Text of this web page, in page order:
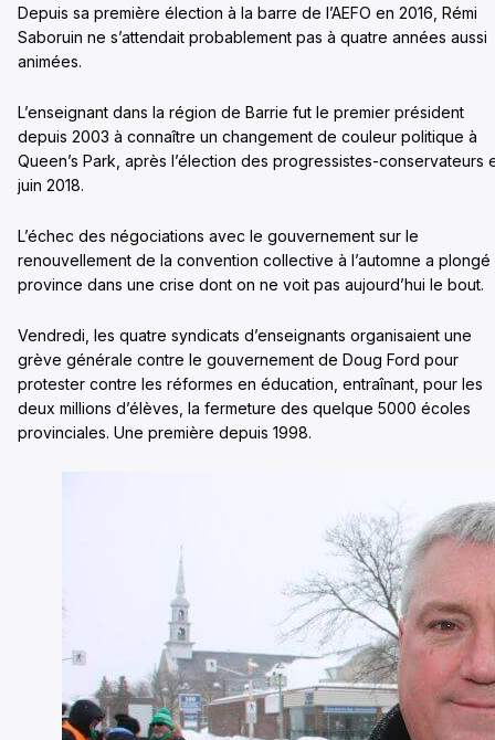
Depuis sa première élection à la barre de l’AEFO en 2016, Rémi
Saboruin ne s’attendait probablement pas à quatre années aussi
animées.
L’enseignant dans la région de Barrie fut le premier président
depuis 2003 à connaître un changement de couleur politique à
Queen’s Park, après l’élection des progressistes-conservateurs
juin 2018.
L’échec des négociations avec le gouvernement sur le
renouvellement de la convention collective à l’automne a plongé
province dans une crise dont on ne voit pas aujourd’hui le bout.
Vendredi, les quatre syndicats d’enseignants organisaient une
grève générale contre le gouvernement de Doug Ford pour
protester contre les réformes en éducation, entraînant, pour les
deux millions d’élèves, la fermeture des quelque 5000 écoles
provinciales. Une première depuis 1998.